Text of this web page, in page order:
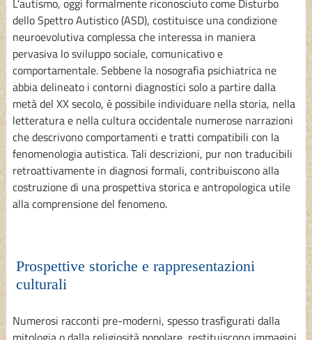
dello Spettro Autistico (ASD), costituisce una condizione
neuroevolutiva complessa che interessa in maniera
pervasiva lo sviluppo sociale, comunicativo e
comportamentale. Sebbene la nosografia psichiatrica ne
abbia delineato i contorni diagnostici solo a partire dalla
metà del XX secolo, è possibile individuare nella storia, nella
letteratura e nella cultura occidentale numerose narrazioni
che descrivono comportamenti e tratti compatibili con la
fenomenologia autistica. Tali descrizioni, pur non traducibili
retroattivamente in diagnosi formali, contribuiscono alla
costruzione di una prospettiva storica e antropologica utile
alla comprensione del fenomeno.
Prospettive storiche e rappresentazioni
culturali
Numerosi racconti pre-moderni, spesso trasfigurati dalla